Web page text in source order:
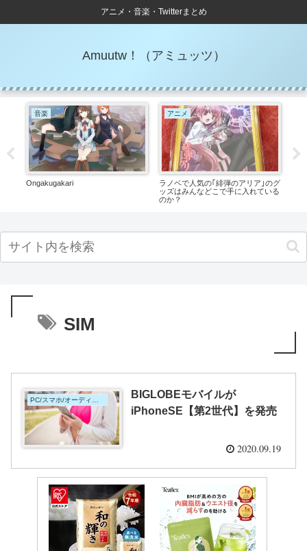
アニメ・音楽・Twitterまとめ
Amuutw！（アミュッツ）
音楽
Ongakugakari
アニメ
ラノベで人気の｢緋弾のアリア｣のグ
ッズはみんなどこで手に入れている
のか？
SIM
BIGLOBEモバイルが
iPhoneSE【第2世代】を発売
2020.09.19